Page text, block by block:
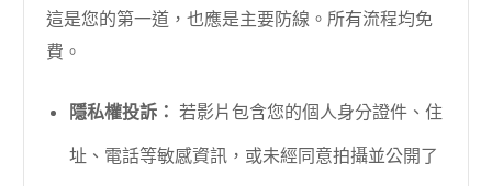
這是您的第一道，也應是主要防線。所有流程均免
費。
隱私權投訴： 若影片包含您的個人身分證件、住
址、電話等敏感資訊，或未經同意拍攝並公開了